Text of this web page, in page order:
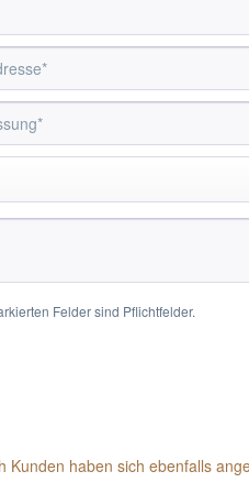
Felder sind Pflichtfelder.
Kunden haben sich ebenfalls